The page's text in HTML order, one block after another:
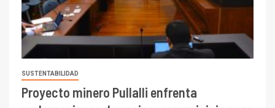
SUSTENTABILIDAD
Proyecto minero Pullalli enfrenta
3
PIB minero impacta el
crecimiento regional: Banco